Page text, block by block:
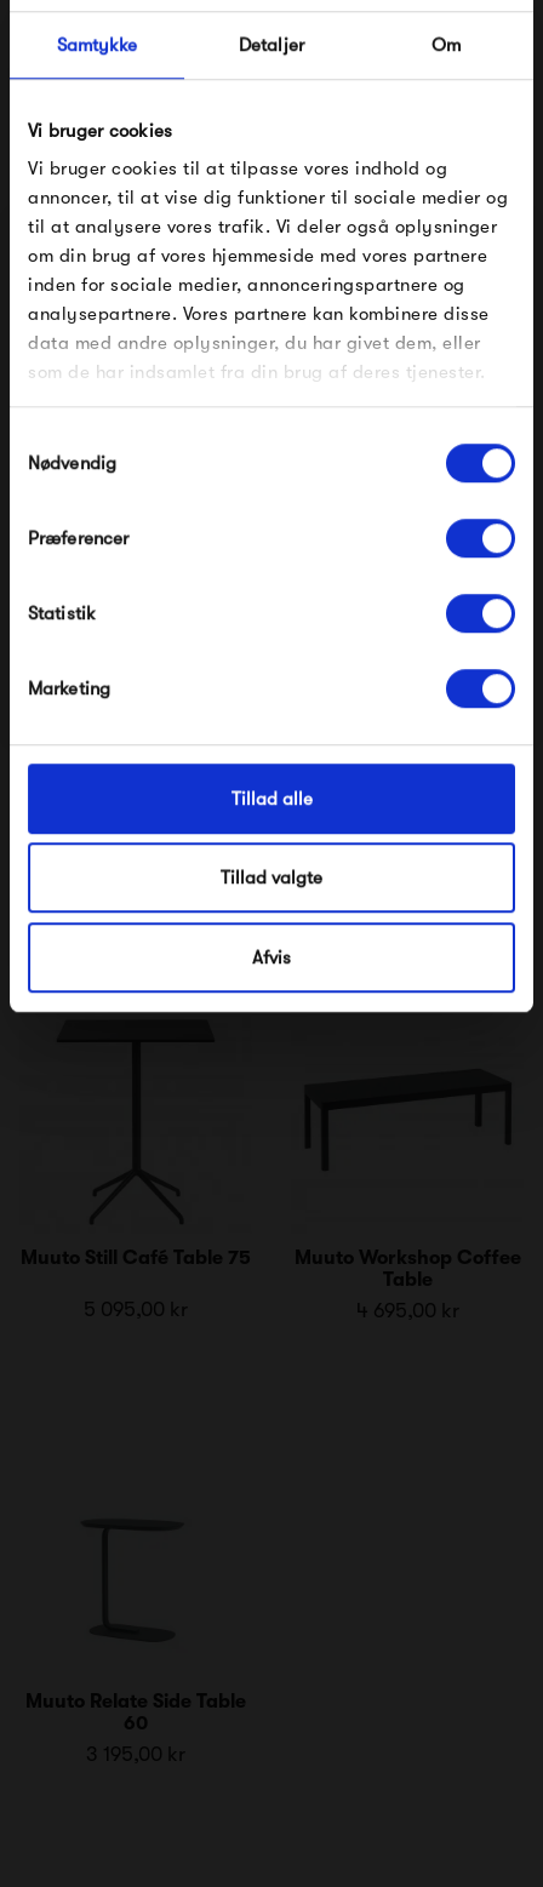
Samtykke Detaljer Om
Vi bruger cookies
Vi bruger cookies til at tilpasse vores indhold og
annoncer, til at vise dig funktioner til sociale medier og
til at analysere vores trafik. Vi deler også oplysninger
om din brug af vores hjemmeside med vores partnere
inden for sociale medier, annonceringspartnere og
analysepartnere. Vores partnere kan kombinere disse
data med andre oplysninger, du har givet dem, eller
som de har indsamlet fra din brug af deres tjenester.
Nødvendig
Præferencer
Statistik
Marketing
Tillad alle
Tillad valgte
Afvis
skønne produkter.
Muutos holdning til at designere skal have mulighed for at
udfolde sig, kommer også til udtryk i Muutos årlige Talent
Award. Her får unge designstuderende og nyuddannede
designere mulighed for at blive en del af Muutos sortiment,
da der kommer nogle rigtigt flotte designs ud af det.
Muuto Talent Award har blandt andet givet os den smukke
Nerd-stol og den innovative Pull Lamp.
Produkter fra samme kategori
75
65
Muuto Still Café Table 75
5 095,00 kr
Muuto Workshop Coffee
Table
4 695,00 kr
Muuto Relate Side Table
60
3 195,00 kr
FÅ 10% PÅ DIN NÆSTE ORDRE
Indtast din e-mail, så sender vi rabatkoden til dig på
mail. Minimumsbeløb er 499 kr. for at indløse
rabatten.
Gælder ikke på produkter fra Fermob, File Under
*Ved at tilmelde dig accepterer du at modtage e-